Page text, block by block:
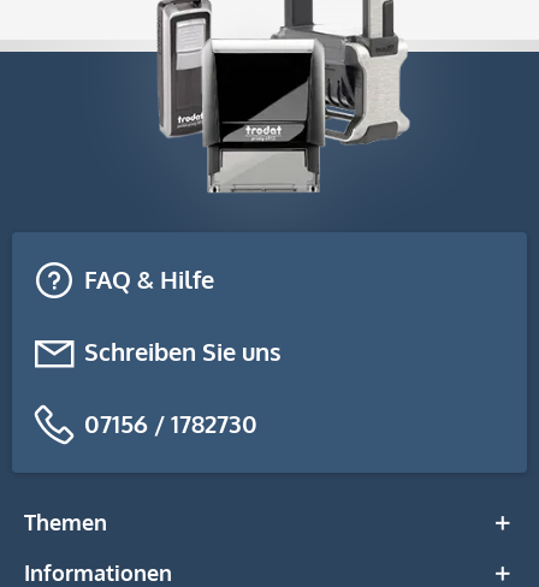
FAQ & Hilfe
Schreiben Sie uns
07156 / 1782730
Themen
Informationen